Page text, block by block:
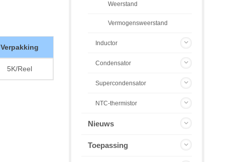
Verpakking
5K/Reel
Weerstand
Vermogensweerstand
Inductor
Condensator
Supercondensator
NTC-thermistor
Nieuws
Toepassing